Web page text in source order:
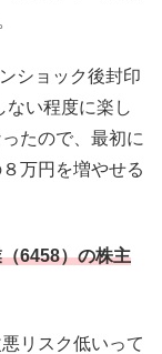
ショック後封印
ない程度に楽し
たので、最初に
万円を増やせる
6458）の株主
リスク低いって